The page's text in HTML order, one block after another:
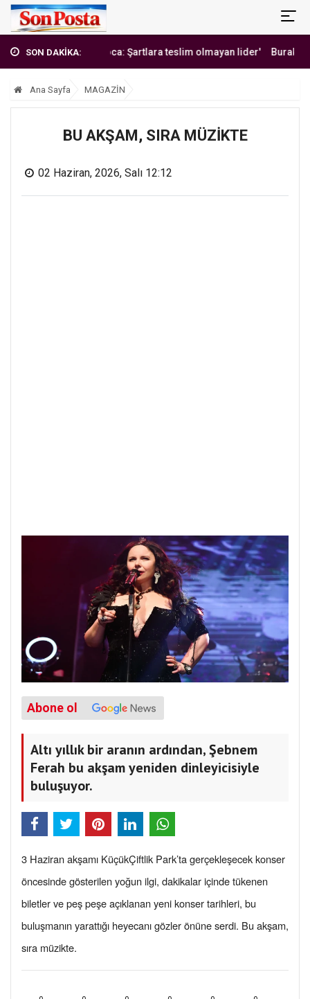
SON DAKİKA:
'Erbakan Hoca: Şartlara teslim olmayan lider' Burak Yılmaz'dan
Ana Sayfa MAGAZİN
BU AKŞAM, SIRA MÜZİKTE
02 Haziran, 2026, Salı 12:12
Abone ol
Altı yıllık bir aranın ardından, Şebnem
Ferah bu akşam yeniden dinleyicisiyle
buluşuyor.
3 Haziran akşamı KüçükÇiftlik Park’ta gerçekleşecek konser
öncesinde gösterilen yoğun ilgi, dakikalar içinde tükenen
biletler ve peş peşe açıklanan yeni konser tarihleri, bu
buluşmanın yarattığı heyecanı gözler önüne serdi. Bu akşam,
sıra müzikte.